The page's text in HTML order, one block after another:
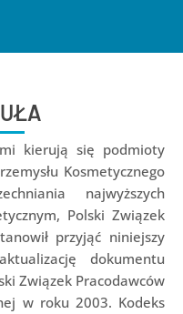
kierują się podmioty
Kosmetycznego
najwyższych
Polski Związek
przyjąć niniejszy
dokumentu
Związek Pracodawców
w roku 2003. Kodeks